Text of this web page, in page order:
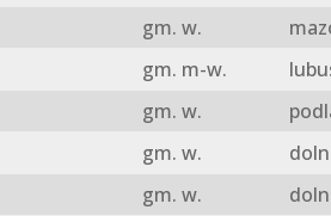
gm. w.
gm. m-w.
gm. w.
gm. w.
gm. w.